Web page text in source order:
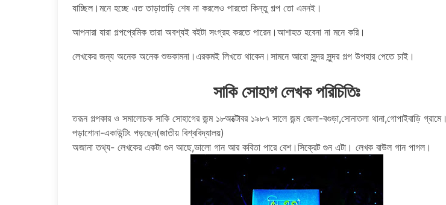
যাচ্ছিল।মনে হচ্ছে এত তাড়াতাড়ি শেষ না করলেও পারতো কিন্তু গল্প তো এমনই।
আপনারা যারা গল্পপ্রেমিক তারা অবশ্যই বইটা সংগ্রহ করতে পারেন।আশাহত হবেনা না মনে করি।
লেখকের জন্য অনেক অনেক শুভকামনা।এরকমই লিখতে থাকেন।সামনে আরো সুন্দর সুন্দর গল্প উপহার পেতে চাই।
সাকি সোহাগ লেখক পরিচিতিঃ
তরূন গল্পকার ও সমালোচক সাকি সোহাগের জন্ম ১৮অক্টোবর ১৯৮৭ সালে জন্ম জেলা-বগুড়া,সোনাতলা থানা,গোপাইবাড়ি গ্রামে।
পড়াশোনা-একাউন্টিং পড়ছেন(জাতীয় বিশ্ববিদ্যালয়)
অজানা তথ্য- লেখকের একটা গুন আছে,ভালো গান আর কবিতা পারে বেশ।সিক্রেট গুন এটা। লেখক বাউল গান পাগল।